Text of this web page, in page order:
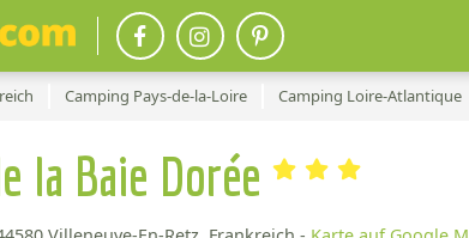
Camping Pays-de-la-Loire Camping Loire-Atlantique
la Baie Dorée